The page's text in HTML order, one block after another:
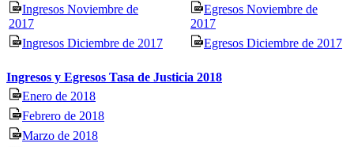
Ingresos Noviembre de
2017
Egresos Noviembre de
2017
Ingresos Diciembre de 2017
Egresos Diciembre de 2017
Ingresos y Egresos Tasa de Justicia 2018
Enero de 2018
Febrero de 2018
Marzo de 2018